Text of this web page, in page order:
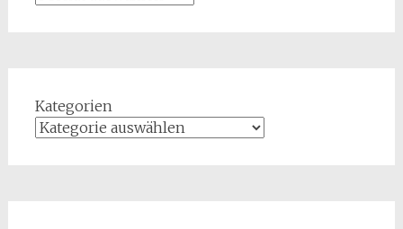
Kategorien